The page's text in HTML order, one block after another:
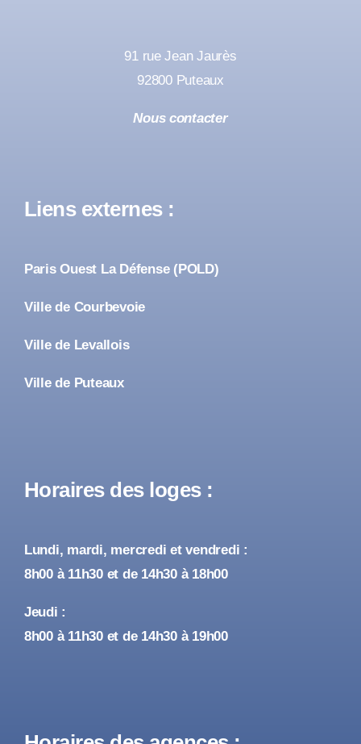
91 rue Jean Jaurès
92800 Puteaux
Nous contacter
Liens externes :
Paris Ouest La Défense (POLD)
Ville de Courbevoie
Ville de Levallois
Ville de Puteaux
Horaires des loges :
Lundi, mardi, mercredi et vendredi :
8h00 à 11h30 et de 14h30 à 18h00
Jeudi :
8h00 à 11h30 et de 14h30 à 19h00